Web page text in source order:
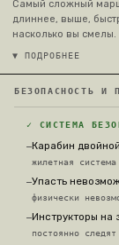
Самый сложный
длиннее, выше,
насколько вы смелы.
▼ ПОДРОБНЕЕ
БЕЗОПАСНОСТЬ И
✓ СИСТЕМА
—Карабин
жилетная
—Упасть
физически
—Инструкторы на
постоянно